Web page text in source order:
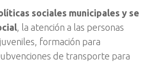
sociales municipales y se
, la atención a las personas
formación para
de transporte para